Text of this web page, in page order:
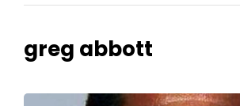
greg abbott